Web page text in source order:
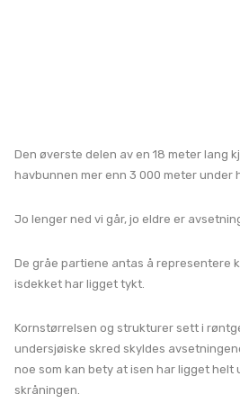
Den øverste delen av en 18 meter lang
havbunnen mer enn 3 000 meter under
Jo lenger ned vi går, jo eldre er
De gråe partiene antas å representere
isdekket har ligget tykt.
Kornstørrelsen og strukturer sett i
undersjøiske skred skyldes
noe som kan bety at isen har ligget helt
skråningen.